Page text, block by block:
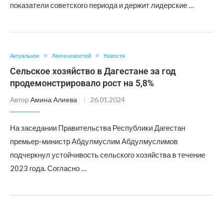
показатели советского периода и держит лидерские …
Актуальное Лента новостей Новости
Сельское хозяйство в Дагестане за год
продемонстрировало рост на 5,8%
Автор Амина Алиева 26.01.2024
На заседании Правительства Республики Дагестан
премьер-министр Абдулмуслим Абдулмуслимов
подчеркнул устойчивость сельского хозяйства в течение
2023 года. Согласно …